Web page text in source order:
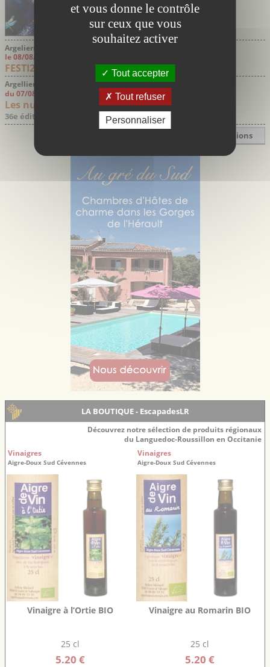
Argeliers Aude
le 08/08/2026
FESTI20
Argelliers Hérault
du 07/08/2026 au 08/08/2026
Les nuits des étoiles Argelliers
36e édition
Toutes les manifestations
LA BOUTIQUE - EscapadesLR
Découvrez notre sélection de produits régionaux
du Languedoc-Roussillon en Occitanie
Vinaigres
Aigre-Doux Sud Cévennes
Vinaigre à l’Ortie BIO
25 cl
5.20 €
Vinaigres
Aigre-Doux Sud Cévennes
Vinaigre au Romarin BIO
25 cl
5.20 €
et vous donne le contrôle
sur ceux que vous
souhaitez activer
Tout accepter
Tout refuser
Personnaliser